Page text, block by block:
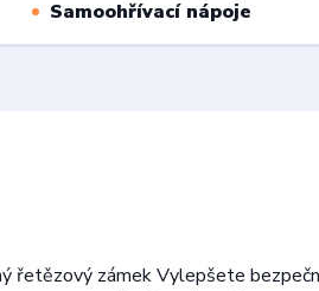
Samoohřívací nápoje
řetězový zámek Vylepšete